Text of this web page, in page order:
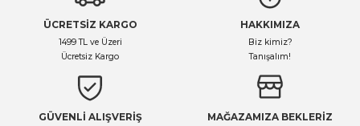
ÜCRETSİZ KARGO
1499 TL ve Üzeri
Ücretsiz Kargo
HAKKIMIZA
Biz kimiz?
Tanışalım!
GÜVENLİ ALIŞVERİŞ MAĞAZAMIZA BEKLERİZ